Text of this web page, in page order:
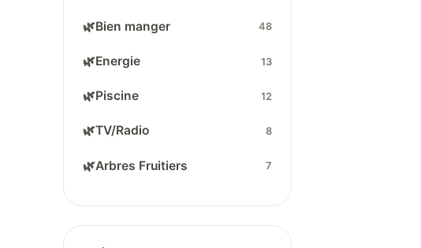
🌿Bien manger 48
🌿Energie 13
🌿Piscine 12
🌿TV/Radio 8
🌿Arbres Fruitiers 7